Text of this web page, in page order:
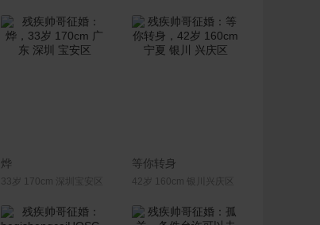
烨
33岁 170cm 深圳宝安区
联系Ta
等你转身
42岁 160cm 银川兴庆区